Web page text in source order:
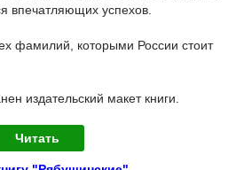
впечатляющих успехов.
фамилий, которыми России стоит
издательский макет книги.
Читать